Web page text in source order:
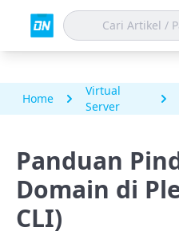
Home
Virtual
Server
Panduan
Domain di
CLI)